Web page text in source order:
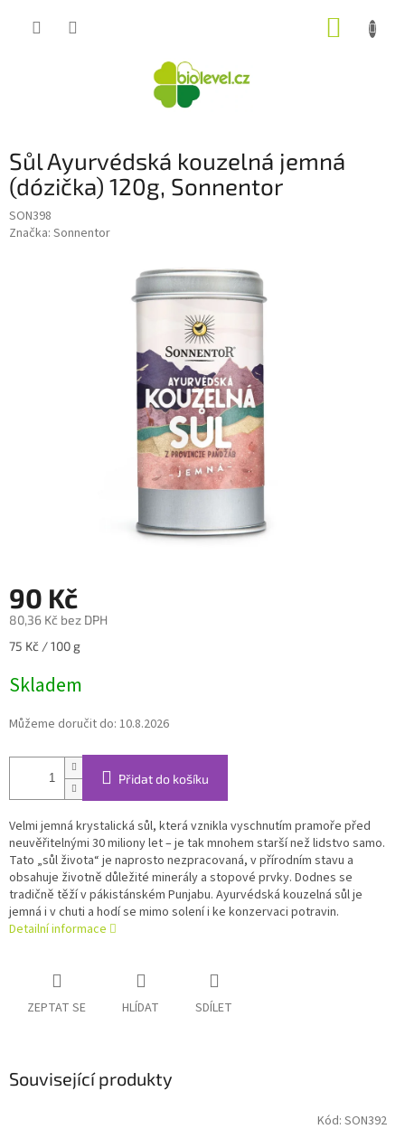
Sůl Ayurvédská kouzelná jemná
(dózička) 120g, Sonnentor
SON398
Značka: Sonnentor
90 Kč
80,36 Kč bez DPH
Měrná
75 Kč / 100 g
Skladem
Můžeme doručit do: 10.8.2026
Přidat do košíku
Velmi jemná krystalická sůl, která vznikla vyschnutím pramoře před
neuvěřitelnými 30 miliony let – je tak mnohem starší než lidstvo samo.
Tato „sůl života“ je naprosto nezpracovaná, v přírodním stavu a
obsahuje životně důležité minerály a stopové prvky. Dodnes se
tradičně těží v pákistánském Punjabu. Ayurvédská kouzelná sůl je
jemná i v chuti a hodí se mimo solení i ke konzervaci potravin.
Detailní informace
ZEPTAT SE HLÍDAT SDÍLET
Související produkty
Kód: SON392